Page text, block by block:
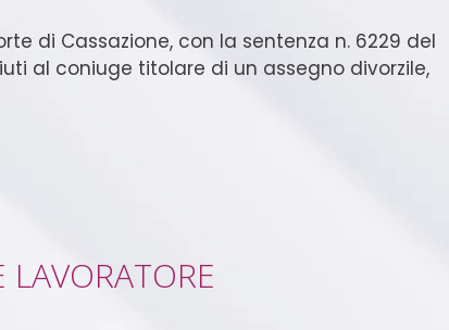
di Cassazione, con la sentenza n. 6229 del
al coniuge titolare di un assegno divorzile,